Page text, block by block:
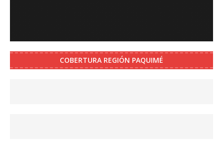
COBERTURA REGIÓN PAQUIMÉ